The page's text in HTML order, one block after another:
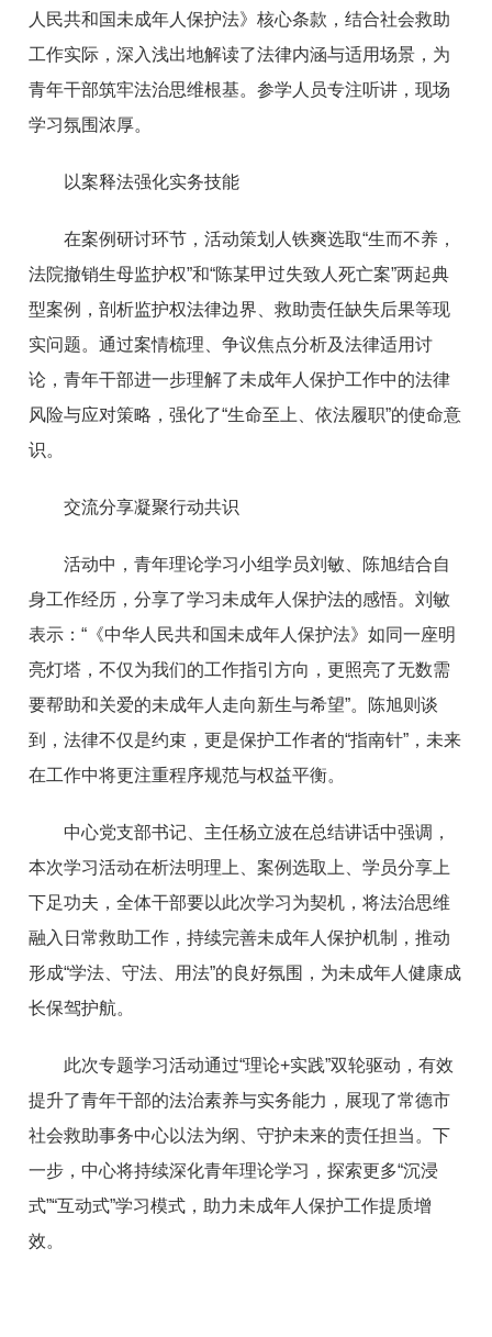
人民共和国未成年人保护法》核心条款，结合社会救助
工作实际，深入浅出地解读了法律内涵与适用场景，为
青年干部筑牢法治思维根基。参学人员专注听讲，现场
学习氛围浓厚。
以案释法强化实务技能
在案例研讨环节，活动策划人铁爽选取“生而不养，
法院撤销生母监护权”和“陈某甲过失致人死亡案”两起典
型案例，剖析监护权法律边界、救助责任缺失后果等现
实问题。通过案情梳理、争议焦点分析及法律适用讨
论，青年干部进一步理解了未成年人保护工作中的法律
风险与应对策略，强化了“生命至上、依法履职”的使命意
识。
交流分享凝聚行动共识
活动中，青年理论学习小组学员刘敏、陈旭结合自
身工作经历，分享了学习未成年人保护法的感悟。刘敏
表示：“《中华人民共和国未成年人保护法》如同一座明
亮灯塔，不仅为我们的工作指引方向，更照亮了无数需
要帮助和关爱的未成年人走向新生与希望”。陈旭则谈
到，法律不仅是约束，更是保护工作者的“指南针”，未来
在工作中将更注重程序规范与权益平衡。
中心党支部书记、主任杨立波在总结讲话中强调，
本次学习活动在析法明理上、案例选取上、学员分享上
下足功夫，全体干部要以此次学习为契机，将法治思维
融入日常救助工作，持续完善未成年人保护机制，推动
形成“学法、守法、用法”的良好氛围，为未成年人健康成
长保驾护航。
此次专题学习活动通过“理论+实践”双轮驱动，有效
提升了青年干部的法治素养与实务能力，展现了常德市
社会救助事务中心以法为纲、守护未来的责任担当。下
一步，中心将持续深化青年理论学习，探索更多“沉浸
式”“互动式”学习模式，助力未成年人保护工作提质增
效。